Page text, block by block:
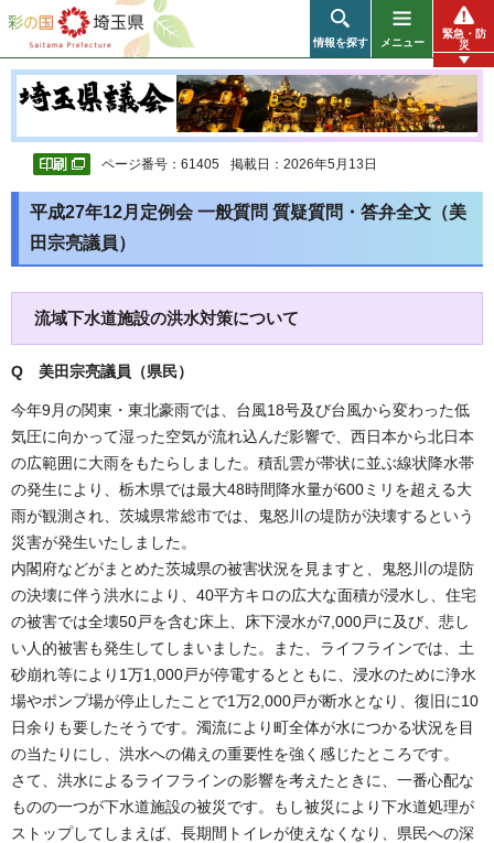
彩の国 埼玉県
情報を探す メニュー
緊急・防
災
ページ番号：61405 掲載日：2026年5月13日
平成27年12月定例会 一般質問 質疑質問・答弁全文（美
田宗亮議員）
流域下水道施設の洪水対策について
Q 美田宗亮議員（県民）
今年9月の関東・東北豪雨では、台風18号及び台風から変わった低
気圧に向かって湿った空気が流れ込んだ影響で、西日本から北日本
の広範囲に大雨をもたらしました。積乱雲が帯状に並ぶ線状降水帯
の発生により、栃木県では最大48時間降水量が600ミリを超える大
雨が観測され、茨城県常総市では、鬼怒川の堤防が決壊するという
災害が発生いたしました。
内閣府などがまとめた茨城県の被害状況を見ますと、鬼怒川の堤防
の決壊に伴う洪水により、40平方キロの広大な面積が浸水し、住宅
の被害では全壊50戸を含む床上、床下浸水が7,000戸に及び、悲し
い人的被害も発生してしまいました。また、ライフラインでは、土
砂崩れ等により1万1,000戸が停電するとともに、浸水のために浄水
場やポンプ場が停止したことで1万2,000戸が断水となり、復旧に10
日余りも要したそうです。濁流により町全体が水につかる状況を目
の当たりにし、洪水への備えの重要性を強く感じたところです。
さて、洪水によるライフラインの影響を考えたときに、一番心配な
ものの一つが下水道施設の被災です。もし被災により下水道処理が
ストップしてしまえば、長期間トイレが使えなくなり、県民への深